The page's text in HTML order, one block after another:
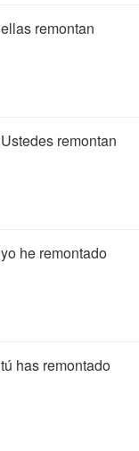
ellas remontan
Ustedes remontan
yo he remontado
tú has remontado